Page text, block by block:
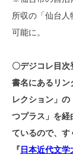
所収の「仙台
可能に。
〇デジコレ目次
書名にあるリン
レクション」
つプラス」を経
ているので、す
『 日本近代文学